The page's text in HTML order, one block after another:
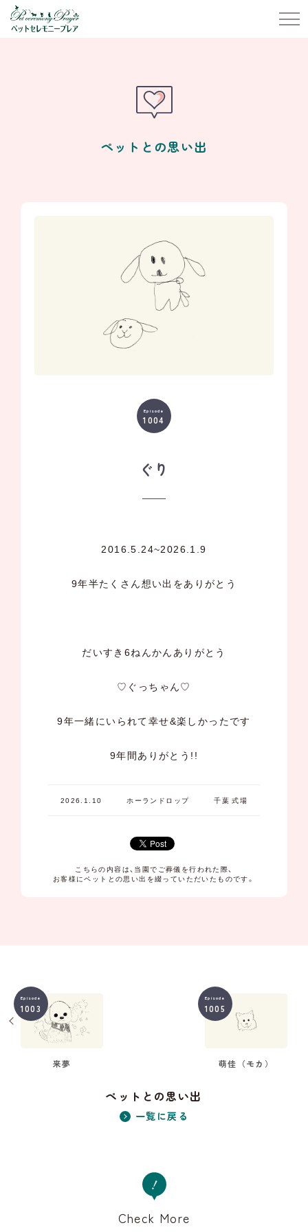
ペットとの思い出
Episode
1004
ぐり
2016.5.24~2026.1.9
9年半たくさん想い出をありがとう
だいすき6ねんかんありがとう
♡ぐっちゃん♡
9年一緒にいられて幸せ&楽しかったです
9年間ありがとう!!
2026.1.10 ホーランドロップ 千葉 式場
こちらの内容は、当園でご葬儀を行われた際、
お客様にペットとの思い出を綴っていただいたものです。
Episode
1003
来夢
ペットとの思い出
一覧に戻る
Episode
1005
萌佳（モカ）
Check More